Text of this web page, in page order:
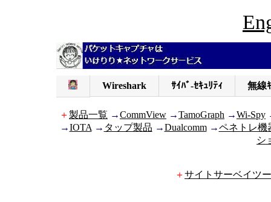
Wireshark ｻｲﾊﾞ-ｾｷｭﾘﾃｨ 無線
＋製品一覧 →CommView →TamoGraph →Wi-Spy
→IOTA → タップ製品 →Dualcomm→ペネトレ機
シ
＋サイトサーベイツ